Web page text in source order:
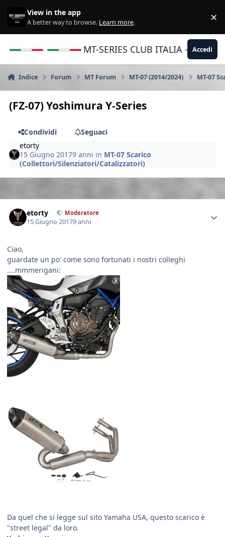
View in the app
A better way to browse. Learn more. ×
MT-SERIES CLUB ITALIA -Accedi
Indice Forum MT Forum MT-07 (2014/2024) MT-07
(FZ-07) Yoshimura Y-Series
Condividi
Seguaci
etorty
15 Giugno 20179 anni in MT-07 Scarico
(Collettori/Silenziatori/Catalizzatori)
etorty Moderatore
15 Giugno 20179 anni
Ciao,
guardate un po' come sono fortunati i nostri colleghi
....mmmerigani:
Da quel che si legge sul sito Yamaha USA, questo scarico è
"street legal" da loro.